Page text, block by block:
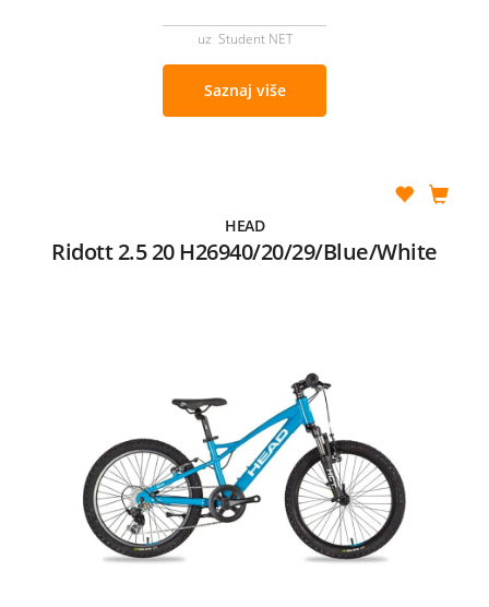
uz Student NET
Saznaj više
HEAD
Ridott 2.5 20 H26940/20/29/Blue/White